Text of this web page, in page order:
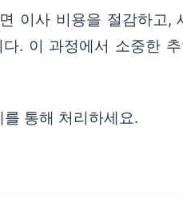
이사 비용을 절감하고,
. 이 과정에서 소중한
통해 처리하세요.